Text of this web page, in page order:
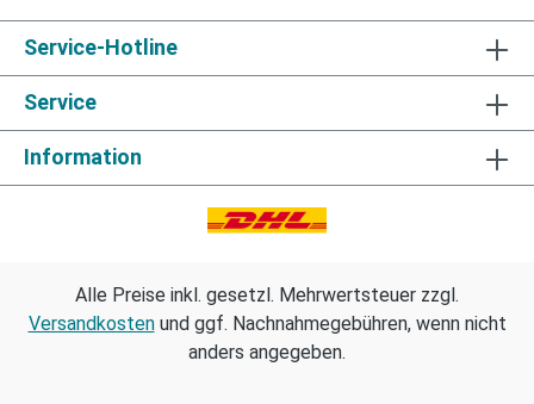
Service-Hotline
Service
Information
Alle Preise inkl. gesetzl. Mehrwertsteuer zzgl.
Versandkostenund ggf. Nachnahmegebühren, wenn nicht
anders angegeben.